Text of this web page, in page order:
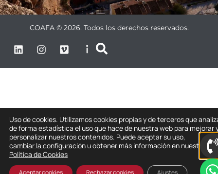
COAFA © 2026. Todos los derechos reservados.
Uso de cookies. Utilizamos cookies propias y de terceros que
de forma estadística el uso que hace de nuestra web para mejorar
personalizar nuestros contenidos. Puede aceptar su uso,
cambiar la configuraciónu obtener más información en nuestra
Política de Cookies
Aceptar cookies Rechazar cookies Ajustes